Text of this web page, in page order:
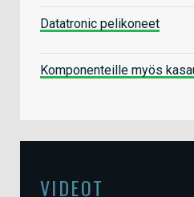
Datatronic pelikoneet
Komponenteille myös
VIDEOT